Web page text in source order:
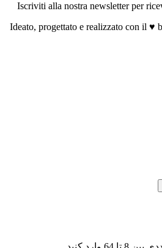
Iscriviti alla nostra newsletter per
Ideato, progettato e realizzato con il ♥